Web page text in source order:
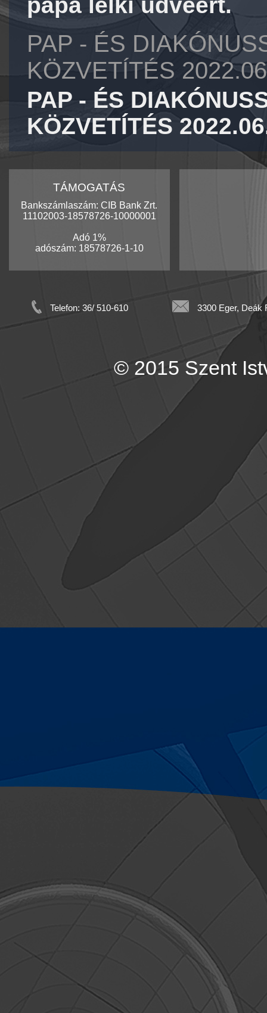
PAP - ÉS
KÖZVETÍTÉS
PAP - ÉS
KÖZVETÍTÉS
TÁMOGATÁS
Bankszámlaszám: CIB Bank Zrt.
11102003-18578726-10000001
Adó 1%
adószám: 18578726-1-10
Telefon: 36/ 510-610 3300 Eger, Deák
© 2015 Szent